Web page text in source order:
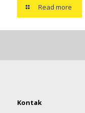
Read more
Kontak